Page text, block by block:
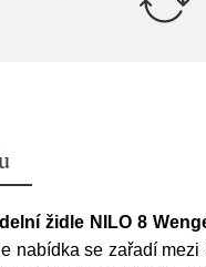
židle NILO 8
nabídka se zařadí